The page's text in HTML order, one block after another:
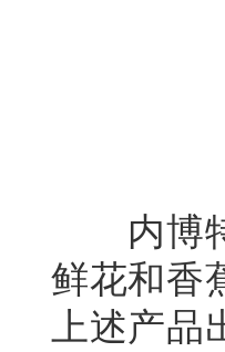
内博特
鲜花和香
上述产